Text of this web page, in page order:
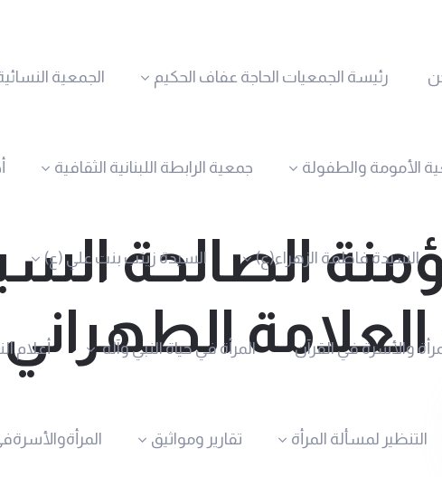
رئيسة الجمعيات الحاجة عفاف الحكيم الجمعية
الأمومة والطفولة جمعية الرابطة اللبنانية الثقافية
السيدة فاطمة الزهراء(ع) السيدة زينب بنت علي (ع)
والأسرة في القرآن المرأة في حياة النبي وآله أعلام
التنظير لمسألة المرأة تقارير ومواثيق
الصالحة
العلامة